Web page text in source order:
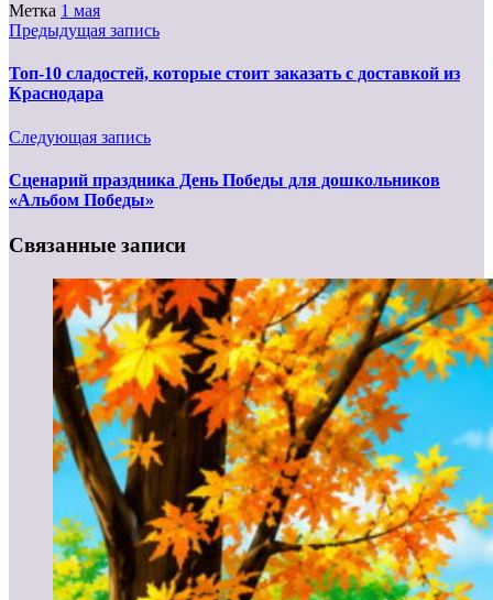
Метка 1 мая
Предыдущая запись
Топ-10 сладостей, которые стоит заказать с доставкой из
Краснодара
Следующая запись
Сценарий праздника День Победы для дошкольников
«Альбом Победы»
Связанные записи